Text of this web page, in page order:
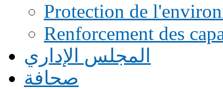
Protection de
Renforcement des
المجلس الإداري
صحافة